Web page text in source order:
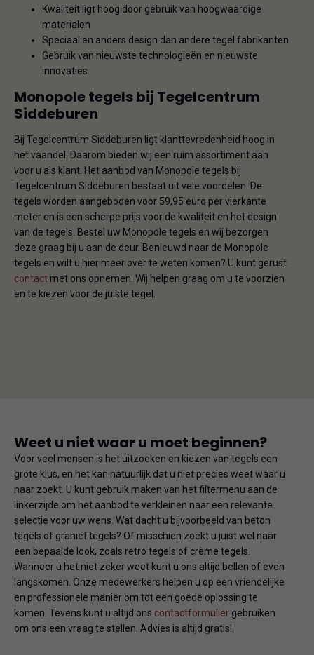
Kwaliteit ligt hoog door gebruik van hoogwaardige
materialen
Speciaal en anders design dan andere tegel fabrikanten
Gebruik van nieuwste technologieën en nieuwste
innovaties
Monopole tegels bij Tegelcentrum
Siddeburen
Bij Tegelcentrum Siddeburen ligt klanttevredenheid hoog in
het vaandel. Daarom bieden wij een ruim assortiment aan
voor u als klant. Het aanbod van Monopole tegels bij
Tegelcentrum Siddeburen bestaat uit vele voordelen. De
tegels worden aangeboden voor 59,95 euro per vierkante
meter en is een scherpe prijs voor de kwaliteit en het design
van de tegels. Bestel uw Monopole tegels en wij bezorgen
deze graag bij u aan de deur. Benieuwd naar de Monopole
tegels en wilt u hier meer over te weten komen? U kunt gerust
contact met ons opnemen. Wij helpen graag om u te voorzien
en te kiezen voor de juiste tegel.
Weet u niet waar u moet beginnen?
Voor veel mensen is het uitzoeken en kiezen van tegels een
grote klus, en het kan natuurlijk dat u niet precies weet waar u
naar zoekt. U kunt gebruik maken van het filtermenu aan de
linkerzijde om het aanbod te verkleinen naar een relevante
selectie voor uw wens. Wat dacht u bijvoorbeeld van beton
tegels of graniet tegels? Of misschien zoekt u juist wel naar
een bepaalde look, zoals retro tegels of crème tegels.
Wanneer u het niet zeker weet kunt u ons altijd bellen of even
langskomen. Onze medewerkers helpen u op een vriendelijke
en professionele manier om tot een goede oplossing te
komen. Tevens kunt u altijd ons contactformulier gebruiken
om ons een vraag te stellen. Advies is altijd gratis!